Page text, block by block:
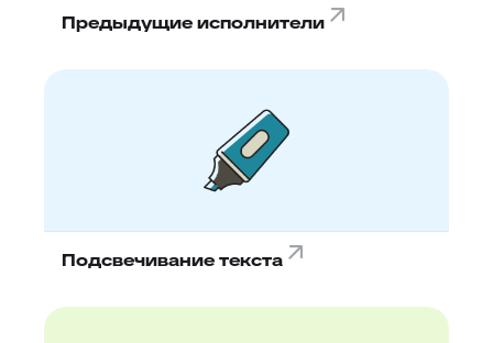
Предыдущие исполнители
Подсвечивание текста